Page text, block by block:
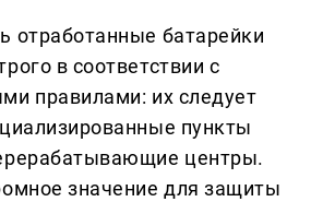
отработанные батарейки
в соответствии с
правилами: их следует
пункты
центры.
значение для защиты